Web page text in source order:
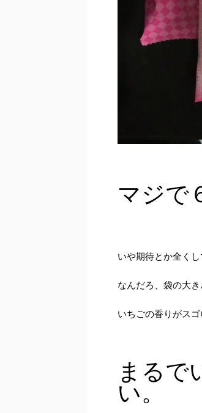
マジで
いや期待とか全くし
なんだろ、袋の大き
いちごの香りがスゴ
まるで
い。